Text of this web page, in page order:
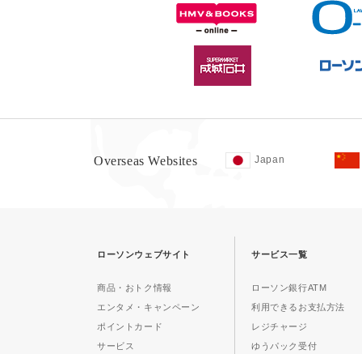
Overseas Websites Japan
ローソンウェブサイト
商品・おトク情報
エンタメ・キャンペーン
ポイントカード
サービス
サービス一覧
ローソン銀行ATM
利用できるお支払方法
レジチャージ
ゆうパック受付